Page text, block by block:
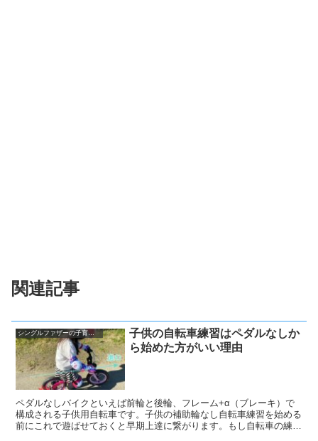
関連記事
子供の自転車練習はペダルなしか
ら始めた方がいい理由
ペダルなしバイクといえば前輪と後輪、フレーム+α（ブレーキ）で
構成される子供用自転車です。子供の補助輪なし自転車練習を始める
前にこれで遊ばせておくと早期上達に繋がります。もし自転車の練習